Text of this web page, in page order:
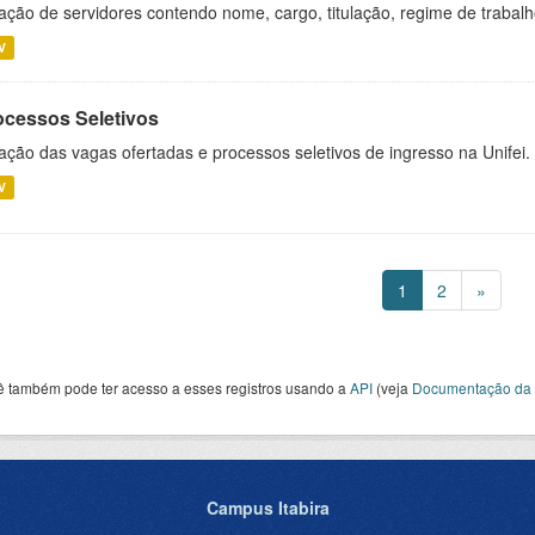
de servidores contendo nome, cargo, titulação, regime de
Seletivos
das vagas ofertadas e processos seletivos de ingresso na Unifei.
1 2 »
também pode ter acesso a esses registros usando a API (veja Documentação da
Campus Itabira